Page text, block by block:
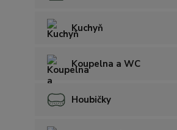
Kuchyň
Koupelna a WC
Houbičky